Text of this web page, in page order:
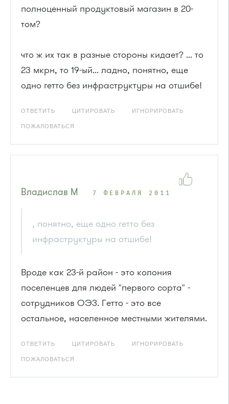
полноценный продуктовый магазин в 20-
том?
что ж их так в разные стороны кидает? ... то
23 мкрн, то 19-ый... ладно, понятно, еще
одно гетто без инфраструктуры на отшибе!
ОТВЕТИТЬ ЦИТИРОВАТЬ ИГНОРИРОВАТЬ
ПОЖАЛОВАТЬСЯ
Владислав М 7 ФЕВРАЛЯ 2011
, понятно, еще одно гетто без
инфраструктуры на отшибе!
Вроде как 23-й район - это колония
поселенцев для людей "первого сорта" -
сотрудников ОЭЗ. Гетто - это все
остальное, населенное местными жителями.
ОТВЕТИТЬ ЦИТИРОВАТЬ ИГНОРИРОВАТЬ
ПОЖАЛОВАТЬСЯ